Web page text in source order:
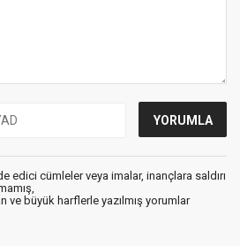
edici cümleler veya imalar, inançlara saldırı
ve büyük harflerle yazılmış yorumlar